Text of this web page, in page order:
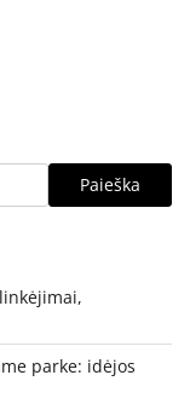
Paieška
parke: idėjos